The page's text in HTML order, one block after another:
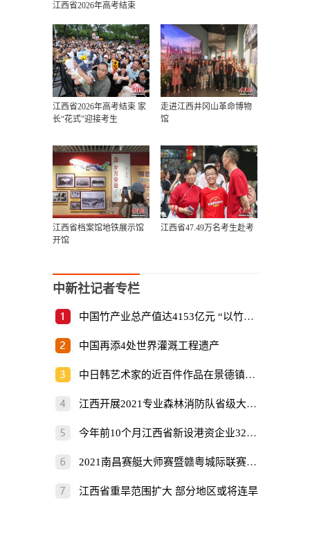
江西省2026年高考结束
江西省2026年高考结束 家
长“花式”迎接考生
走进江西井冈山革命博物
馆
江西省档案馆地铁展示馆
开馆
江西省47.49万名考生赴考
中新社记者专栏
中国竹产业总产值达4153亿元 “以竹代塑”倡
中国再添4处世界灌溉工程遗产
中日韩艺术家的近百件作品在景德镇展出
江西开展2021专业森林消防队省级大比武
今年前10个月江西省新设港资企业325家
2021南昌赛艇大师赛暨赣粤城际联赛开赛
江西省重旱范围扩大 部分地区或将连旱